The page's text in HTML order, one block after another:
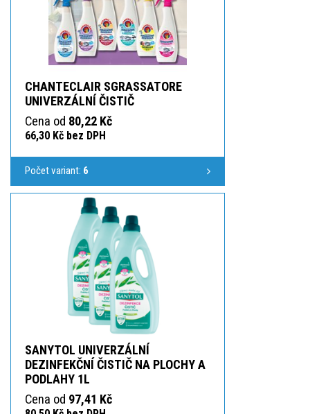
CHANTECLAIR SGRASSATORE
UNIVERZÁLNÍ ČISTIČ
Cena od 80,22 Kč
66,30 Kč bez DPH
Počet variant: 6
SANYTOL UNIVERZÁLNÍ
DEZINFEKČNÍ ČISTIČ NA PLOCHY A
PODLAHY 1L
Cena od 97,41 Kč